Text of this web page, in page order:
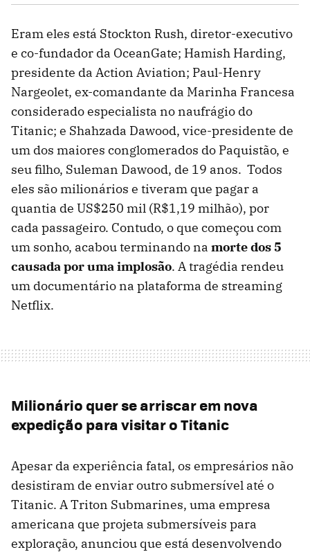
Eram eles está Stockton Rush, diretor-executivo
e co-fundador da OceanGate; Hamish Harding,
presidente da Action Aviation; Paul-Henry
Nargeolet, ex-comandante da Marinha Francesa
considerado especialista no naufrágio do
Titanic; e Shahzada Dawood, vice-presidente de
um dos maiores conglomerados do Paquistão, e
seu filho, Suleman Dawood, de 19 anos. Todos
eles são milionários e tiveram que pagar a
quantia de US$250 mil (R$1,19 milhão), por
cada passageiro. Contudo, o que começou com
um sonho, acabou terminando na morte dos 5
causada por uma implosão. A tragédia rendeu
um documentário na plataforma de streaming
Netflix.
Milionário quer se arriscar em nova
expedição para visitar o Titanic
Apesar da experiência fatal, os empresários não
desistiram de enviar outro submersível até o
Titanic. A Triton Submarines, uma empresa
americana que projeta submersíveis para
exploração, anunciou que está desenvolvendo